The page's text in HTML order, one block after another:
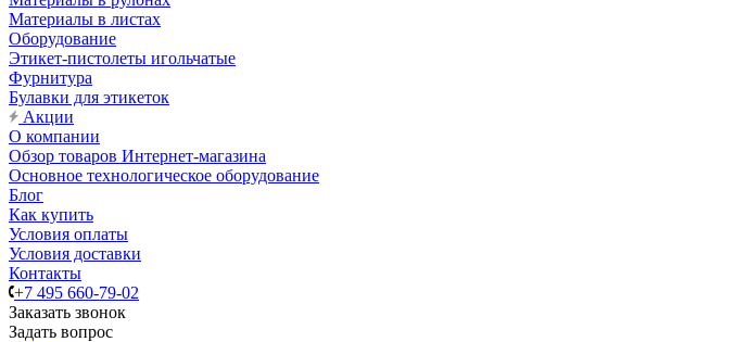
Материалы в листах
Оборудование
Этикет-пистолеты игольчатые
Фурнитура
Булавки для этикеток
Акции
О компании
Обзор товаров Интернет-магазина
Основное технологическое оборудование
Блог
Как купить
Условия оплаты
Условия доставки
Контакты
+7 495 660-79-02
Заказать звонок
Задать вопрос